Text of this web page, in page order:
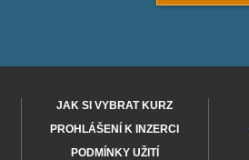
JAK SI VYBRAT KURZ
PROHLÁŠENÍ K INZERCI
PODMÍNKY UŽITÍ